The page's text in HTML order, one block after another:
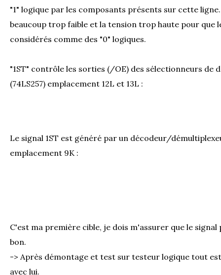
"1" logique par les composants présents sur cette
beaucoup trop faible et la tension trop haute pour que
considérés comme des "0" logiques.
"1ST" contrôle les sorties (/OE) des sélectionneurs de
(74LS257) emplacement 12L et 13L :
Le signal 1ST est généré par un décodeur/
emplacement 9K :
C'est ma première cible, je dois m'assurer que le
bon.
-> Après démontage et test sur testeur logique tout
avec lui.